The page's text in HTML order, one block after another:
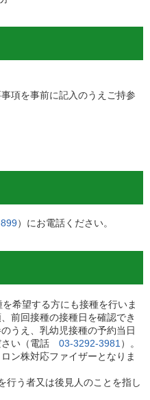
項を事前に記入のうえご持参
）にお電話ください。
を希望する方にも接種を行いま
前回接種の接種日を確認でき
うえ、乳幼児接種の予約当日
さい（電話03-3292-3981 ）。
ン株対応ファイザーとなりま
行う者又は後見人のことを指し